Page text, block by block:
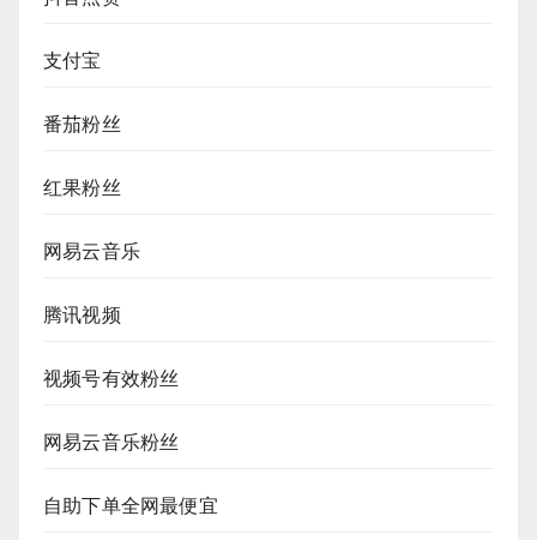
支付宝
番茄粉丝
红果粉丝
网易云音乐
腾讯视频
视频号有效粉丝
网易云音乐粉丝
自助下单全网最便宜